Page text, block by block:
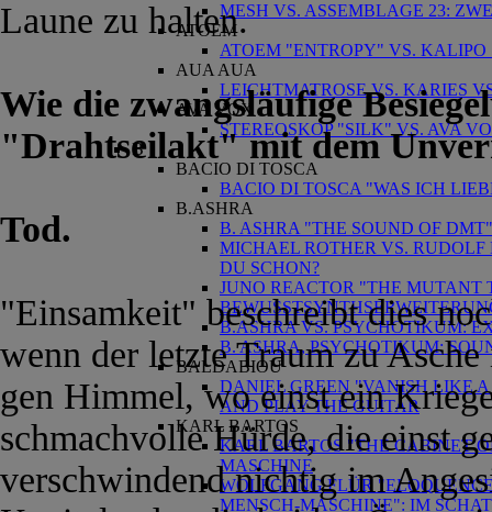
MESH VS. ASSEMBLAGE 23:
ATOEM
ATOEM "ENTROPY" VS.
AUA AUA
LEICHTMATROSE VS. KARIES
AVA VOX
STEREOSKOP "SILK" VS. AVA
B
BACIO DI TOSCA
BACIO DI TOSCA "WAS ICH
B.ASHRA
B. ASHRA "THE SOUND OF
MICHAEL ROTHER VS.
DU SCHON?
JUNO REACTOR "THE MUTANT
B.ASHRA VS. PSYCHOTIKUM:
B. ASHRA, PSYCHOTIKUM:
BALDABIOU
DANIEL GREEN "VANISH LIKE
AND PLAY THE GUITAR
KARL BARTOS
KARL BARTOS "THE CABINET
MASCHINE
WOLFGANG FLÜR
MENSCH-MASCHINE": IM
Laune zu halten.
Wie die zwangsläufige
"Drahtseilakt" mit dem
Tod.
"Einsamkeit" beschreibt dies
wenn der letzte Traum zu
gen Himmel, wo einst ein
schmachvolle Hürde, die einst
verschwindend nichtig im